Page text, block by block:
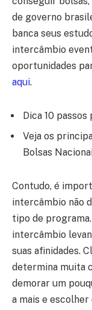
de governo
banca seus
intercâmbio
oportunidades
aqui.
Dica 10
Veja os
Bolsas
Contudo, é
intercâmbio não
tipo de
intercâmbio
suas afinidades.
determina muita
demorar um
a mais e